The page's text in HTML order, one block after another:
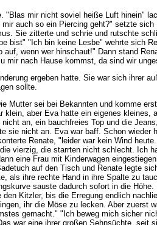
"Blas mir nicht soviel heiße Luft hinein"
auch so ein Piercing geht?" setzte
Sie zitterte und schrie und rutschte
bist" "Ich bin keine Lesbe" wehrte sich
wenn wer hinschaut!" Dann stand
nach Hause kommst, da sind wir
ergeben hatte. Sie war sich ihrer
sollte.
Mutter sei bei Bekannten und komme
aber Eva hatte ein eigenes
an, ein bauchfreies Top und die
sie nicht an. Eva war baff. Schon
Renate, "leider war kein Wind
vierzig, die starrten nicht schlecht.
eine Frau mit Kinderwagen
auf den Tisch und Renate legte
als ihre rechte Hand in ihre Spalte zu
sauste dadurch sofort in die
Kitzler, bis die Erregung endlich
ihr die Möse zu lecken. Aber
gemacht." "Ich beweg mich sicher
war eine ihrer großen Sehnsüchte,